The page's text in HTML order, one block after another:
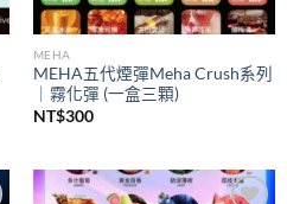
MEHA
MEHA五代煙彈Meha Crush系列
｜霧化彈 (一盒三顆)
NT$300